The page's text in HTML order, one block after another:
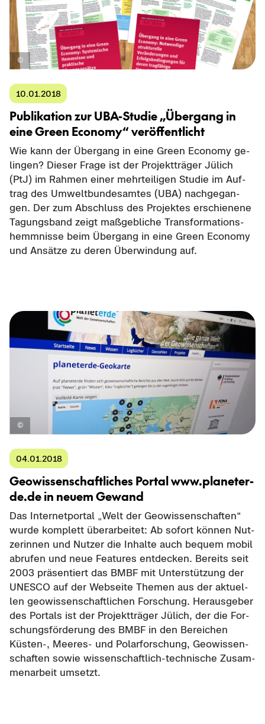
10.01.2018
Pu­bli­ka­ti­on zur UBA-​Studie „Über­gang in
eine Green Eco­no­my“ ver­öf­fent­licht
Wie kann der Über­gang in eine Green Eco­no­my ge­
lin­gen? Die­ser Frage ist der Pro­jekt­trä­ger Jü­lich
(PtJ) im Rah­men einer mehr­tei­li­gen Stu­die im Auf­
trag des Um­welt­bun­des­am­tes (UBA) nach­ge­gan­
gen. Der zum Ab­schluss des Pro­jek­tes er­schie­ne­ne
Ta­gungs­band zeigt maß­geb­li­che Trans­for­ma­ti­ons­
hemm­nis­se beim Über­gang in eine Green Eco­no­my
und An­sät­ze zu deren Über­win­dung auf.
04.01.2018
Geo­wis­sen­schaft­li­ches Por­tal www.pla­ne­t­er­
de.de in neuem Ge­wand
Das In­ter­net­por­tal „Welt der Geo­wis­sen­schaf­ten“
wurde kom­plett über­ar­bei­tet: Ab so­fort kön­nen Nut­
ze­rin­nen und Nut­zer die In­hal­te auch be­quem mobil
ab­ru­fen und neue Fea­tures ent­de­cken. Be­reits seit
2003 prä­sen­tiert das BMBF mit Un­ter­stüt­zung der
UNESCO auf der Web­sei­te The­men aus der ak­tu­el­
len geo­wis­sen­schaft­li­chen For­schung. Her­aus­ge­ber
des Por­tals ist der Pro­jekt­trä­ger Jü­lich, der die For­
schungs­för­de­rung des BMBF in den Be­rei­chen
Küsten-​, Meeres-​ und Po­lar­for­schung, Geo­wis­sen­
schaf­ten sowie wissenschaftlich-​technische Zu­sam­
men­ar­beit um­setzt.